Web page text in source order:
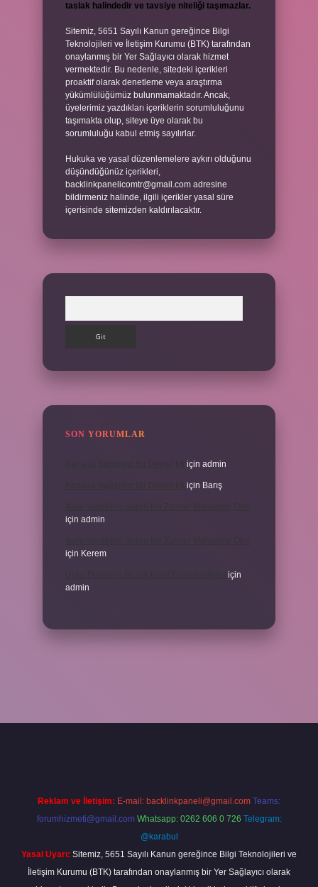
taslak halindedir ve tavsiye niteliği taşımazlar.
Sitemiz, 5651 Sayılı Kanun gereğince Bilgi
Teknolojileri ve İletişim Kurumu (BTK) tarafından
onaylanmış bir Yer Sağlayıcı olarak hizmet
vermektedir. Bu nedenle, sitedeki içerikleri
proaktif olarak denetleme veya araştırma
yükümlülüğümüz bulunmamaktadır. Ancak,
üyelerimiz yazdıkları içeriklerin sorumluluğunu
taşımakta olup, siteye üye olarak bu
sorumluluğu kabul etmiş sayılırlar.
Hukuka ve yasal düzenlemelere aykırı olduğunu
düşündüğünüz içerikleri,
backlinkpanelicomtr@gmail.com adresine
bildirmeniz halinde, ilgili içerikler yasal süre
içerisinde sitemizden kaldırılacaktır.
SON YORUMLAR
için admin
için Barış
için admin
için Kerem
için
admin
Reklam ve İletişim: E-mail: backlinkpaneli@gmail.com Teams:
forumhizmeti@gmail.com Whatsapp: 0262 606 0 726 Telegram:
@karabul
Yasal Uyarı: Sitemiz, 5651 Sayılı Kanun gereğince Bilgi Teknolojileri ve
İletişim Kurumu (BTK) tarafından onaylanmış bir Yer Sağlayıcı olarak